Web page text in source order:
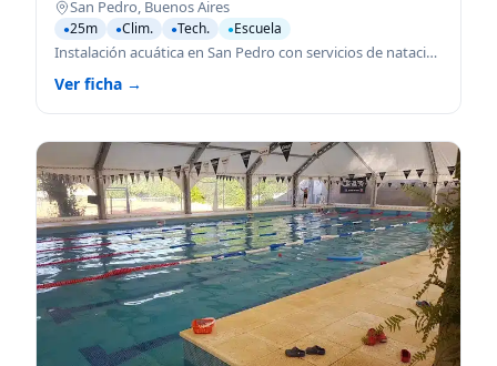
San Pedro, Buenos Aires
●25m ●Clim. ●Tech. ●Escuela
Instalación acuática en San Pedro con servicios de natación para todas las edades.
Ver ficha →